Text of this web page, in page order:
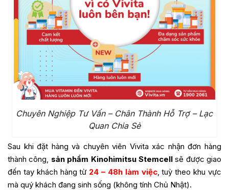
Chuyên Nghiệp Tư Vấn – Chân Thành Hỗ Trợ – Lạc
Quan Chia Sẻ
Sau khi đặt hàng và chuyên viên Vivita xác nhận đơn hàng
thành công, sản phẩm Kinohimitsu Stemcellsẽ được giao
đến tay khách hàng từ 24 – 48h làm việc, tuỳ theo khu vực
mà quý khách đang sinh sống (không tính Chủ Nhật).